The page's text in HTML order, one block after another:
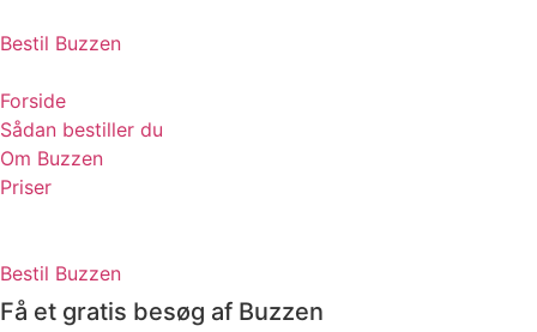
to
Bestil Buzzen
Forside
Sådan bestiller du
Om Buzzen
Priser
Bestil Buzzen
Få et gratis besøg af Buzzen